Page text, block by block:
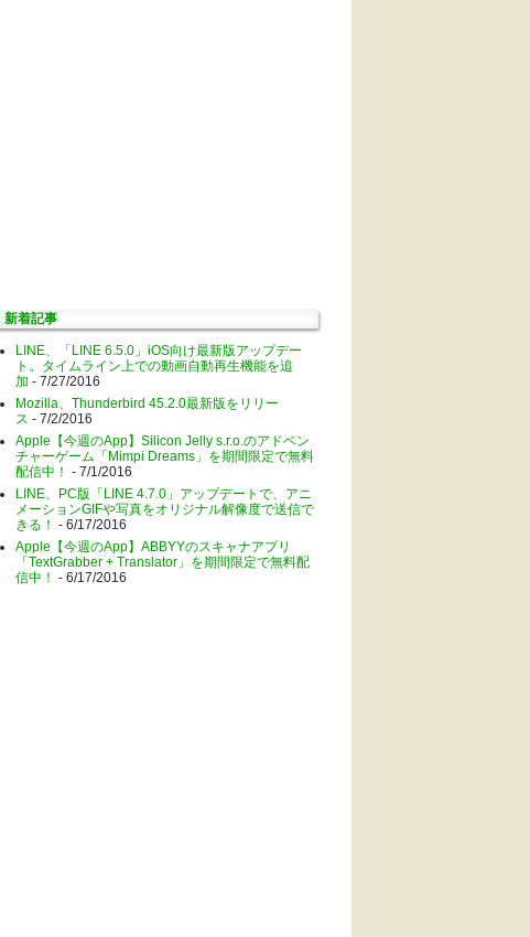
新着記事
LINE、「LINE 6.5.0」iOS向け最新版アップデー
ト。タイムライン上での動画自動再生機能を追
加 - 7/27/2016
Mozilla、Thunderbird 45.2.0最新版をリリー
ス - 7/2/2016
Apple【今週のApp】Silicon Jelly s.r.o.のアドベン
チャーゲーム「Mimpi Dreams」を期間限定で無料
配信中！ - 7/1/2016
LINE、PC版「LINE 4.7.0」アップデートで、アニ
メーションGIFや写真をオリジナル解像度で送信で
きる！ - 6/17/2016
Apple【今週のApp】ABBYYのスキャナアプリ
「TextGrabber + Translator」を期間限定で無料配
信中！ - 6/17/2016